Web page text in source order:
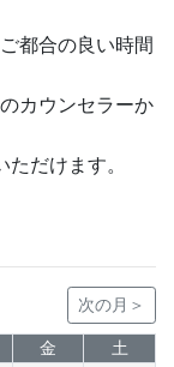
都合の良い時間
カウンセラーか
だけます。
次の月＞
金 土